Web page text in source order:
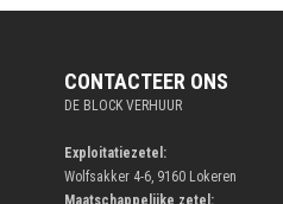
CONTACTEER ONS
DE BLOCK VERHUUR
Exploitatiezetel:
Wolfsakker 4-6, 9160 Lokeren
Maatschappelijke zetel: